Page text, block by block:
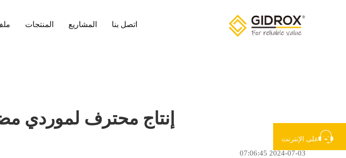
المنتجات المشاريع اتصل بنا
إنتاج محترف لموردي
2024-07-03 07:06:45
على الإنترنت